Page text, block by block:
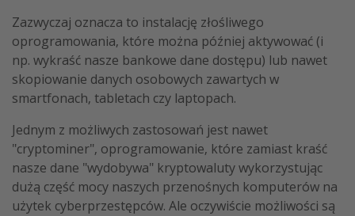
Zazwyczaj oznacza to instalację złośliwego
oprogramowania, które można później aktywować (i
np. wykraść nasze bankowe dane dostępu) lub nawet
skopiowanie danych osobowych zawartych w
smartfonach, tabletach czy laptopach.
Jednym z możliwych zastosowań jest nawet
"cryptominer", oprogramowanie, które zamiast kraść
nasze dane "wydobywa" kryptowaluty wykorzystując
dużą część mocy naszych przenośnych komputerów na
użytek cyberprzestępców. Ale oczywiście możliwości są